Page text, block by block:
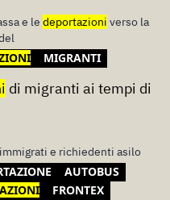
e le deportazioni verso la
MIGRANTI
di migranti ai tempi di
e richiedenti asilo
AUTOBUS
FRONTEX